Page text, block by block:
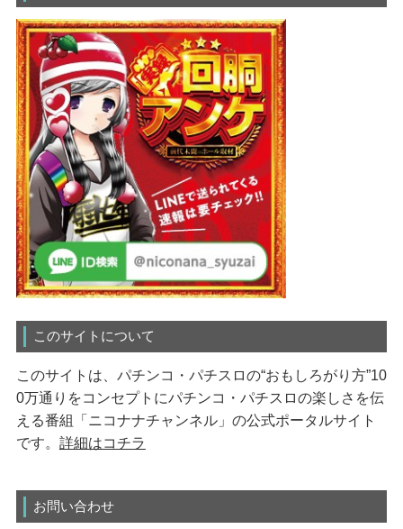
このサイトについて
このサイトは、パチンコ・パチスロの“おもしろがり方”10
0万通りをコンセプトにパチンコ・パチスロの楽しさを伝
える番組「ニコナナチャンネル」の公式ポータルサイト
です。 詳細はコチラ
お問い合わせ